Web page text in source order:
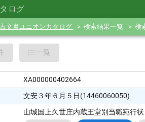
ログ
文書ユニオンカタログ 検索結果一覧 検
一覧
XA000000402664
文安３年６月５日(14460060050)
山城国上久世庄内蔵王堂別当職宛行状